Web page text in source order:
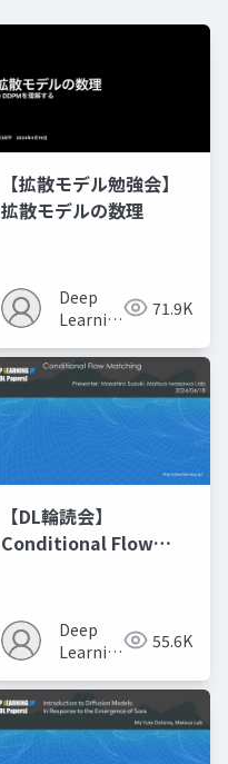
【拡散モデル勉強会】
拡散モデルの数理
Deep
Learning
71.9K
【DL輪読会】
Conditional Flow
Deep
Learning
55.6K